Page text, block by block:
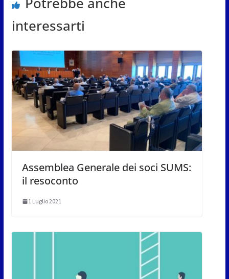
interessarti
Assemblea Generale dei soci SUMS:
il resoconto
1 Luglio 2021